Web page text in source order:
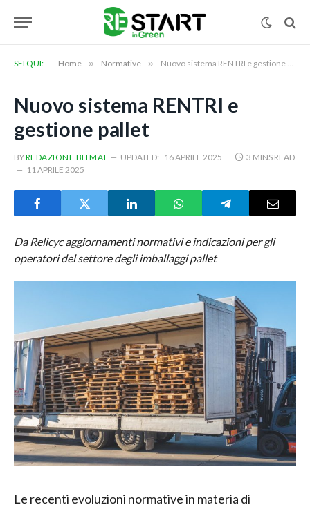
SEI QUI: Home » Normative » Nuovo sistema RENTRI e gestione pallet
Nuovo sistema RENTRI e
gestione pallet
BYREDAZIONE BITMAT UPDATED: 16 APRILE 2025
3 MINS READ
11 APRILE 2025
Da Relicyc aggiornamenti normativi e indicazioni per gli
operatori del settore degli imballaggi pallet
Le recenti evoluzioni normative in materia di